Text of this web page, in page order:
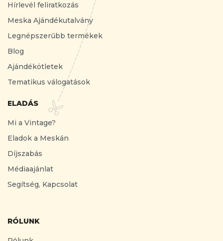
Hírlevél feliratkozás
Meska Ajándékutalvány
Legnépszerűbb termékek
Blog
Ajándékötletek
Tematikus válogatások
ELADÁS
Mi a Vintage?
Eladok a Meskán
Díjszabás
Médiaajánlat
Segítség, Kapcsolat
RÓLUNK